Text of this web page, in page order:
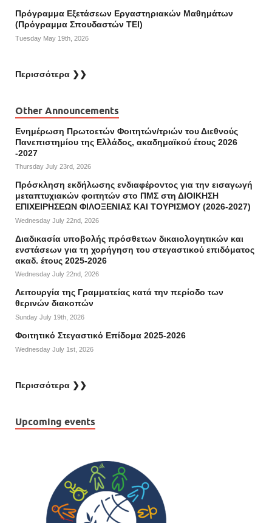
Πρόγραμμα Εξετάσεων Εργαστηριακών Μαθημάτων
(Πρόγραμμα Σπουδαστών ΤΕΙ)
Tuesday May 19th, 2026
Περισσότερα ❯❯
Other Announcements
Ενημέρωση Πρωτοετών Φοιτητών/τριών του Διεθνούς
Πανεπιστημίου της Ελλάδος, ακαδημαϊκού έτους 2026
-2027
Thursday July 23rd, 2026
Πρόσκληση εκδήλωσης ενδιαφέροντος για την εισαγωγή
μεταπτυχιακών φοιτητών στο ΠΜΣ στη ΔΙΟΙΚΗΣΗ
ΕΠΙΧΕΙΡΗΣΕΩΝ ΦΙΛΟΞΕΝΙΑΣ ΚΑΙ ΤΟΥΡΙΣΜΟΥ (2026-2027)
Wednesday July 22nd, 2026
Διαδικασία υποβολής πρόσθετων δικαιολογητικών και
ενστάσεων για τη χορήγηση του στεγαστικού επιδόματος
ακαδ. έτους 2025-2026
Wednesday July 22nd, 2026
Λειτουργία της Γραμματείας κατά την περίοδο των
θερινών διακοπών
Sunday July 19th, 2026
Φοιτητικό Στεγαστικό Επίδομα 2025-2026
Wednesday July 1st, 2026
Περισσότερα ❯❯
Upcoming events